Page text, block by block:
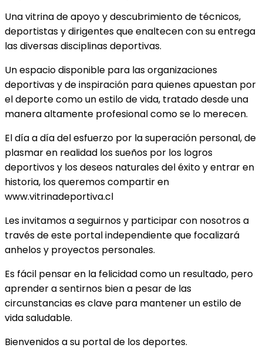
Una vitrina de apoyo y descubrimiento de técnicos,
deportistas y dirigentes que enaltecen con su entrega
las diversas disciplinas deportivas.
Un espacio disponible para las organizaciones
deportivas y de inspiración para quienes apuestan por
el deporte como un estilo de vida, tratado desde una
manera altamente profesional como se lo merecen.
El día a día del esfuerzo por la superación personal, de
plasmar en realidad los sueños por los logros
deportivos y los deseos naturales del éxito y entrar en
historia, los queremos compartir en
www.vitrinadeportiva.cl
Les invitamos a seguirnos y participar con nosotros a
través de este portal independiente que focalizará
anhelos y proyectos personales.
Es fácil pensar en la felicidad como un resultado, pero
aprender a sentirnos bien a pesar de las
circunstancias es clave para mantener un estilo de
vida saludable.
Bienvenidos a su portal de los deportes.